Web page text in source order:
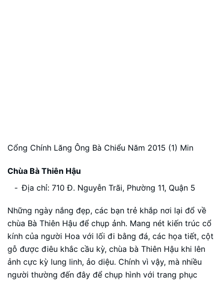
Cổng Chính Lăng Ông Bà Chiểu Năm 2015 (1) Min
Chùa Bà Thiên Hậu
Địa chỉ: 710 Đ. Nguyễn Trãi, Phường 11, Quận 5
Những ngày nắng đẹp, các bạn trẻ khắp nơi lại đổ về
chùa Bà Thiên Hậu để chụp ảnh. Mang nét kiến trúc cổ
kính của người Hoa với lối đi bằng đá, các họa tiết, cột
gỗ được điêu khắc cầu kỳ, chùa bà Thiên Hậu khi lên
ảnh cực kỳ lung linh, ảo diệu. Chính vì vậy, mà nhiều
người thường đến đây để chụp hình với trang phục